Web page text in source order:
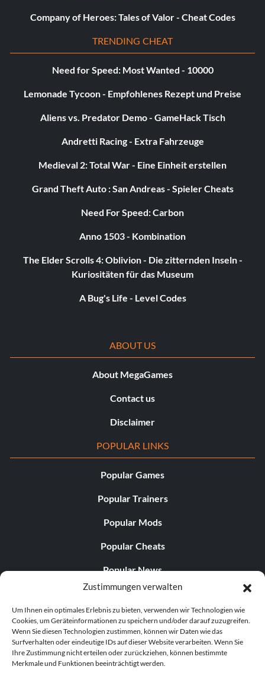
Zustimmungen verwalten
Um Ihnen ein optimales Erlebnis zu bieten, verwenden wir Technologien wie
Cookies, um Geräteinformationen zu speichern und/oder darauf zuzugreifen.
Wenn Sie diesen Technologien zustimmen, können wir Daten wie das
Surfverhalten oder eindeutige IDs auf dieser Website verarbeiten. Wenn Sie
Ihre Zustimmung nicht erteilen oder zurückziehen, können bestimmte
Merkmale und Funktionen beeinträchtigt werden.
Company of Heroes: Tales of Valor - Cheat Codes
TRENDING CHEAT
Need for Speed: Most Wanted - 10000
Lemonade Tycoon - Empfohlenes Rezept und Preise
Aliens vs. Predator Demo - GameHack Tisch
Andretti Racing - Extra Fahrzeuge
Medieval 2: Total War - Eine Einheit erstellen
Grand Theft Auto : San Andreas - Spieler Cheats
Need For Speed: Carbon
Anno 1503 - Kombination
The Elder Scrolls 4: Oblivion - Die zitternden Inseln -
Kuriositäten für das Museum
A Bug's Life - Level Codes
ABOUT US
About MegaGames
Contact us
Disclaimer
POPULAR LINKS
Popular Games
Popular Trainers
Popular Mods
Popular Cheats
Popular News
Popular Editorials
Popular Free Games
LATEST UPDATES